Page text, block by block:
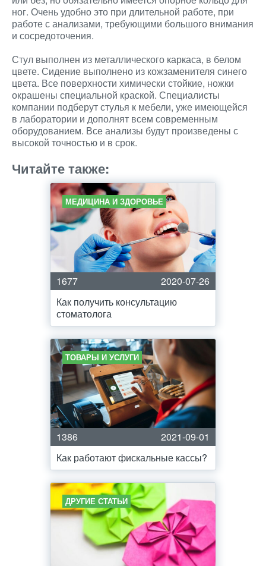
ног. Очень удобно это при длительной работе, при
работе с анализами, требующими большого внимания
и сосредоточения.
Стул выполнен из металлического каркаса, в белом
цвете. Сидение выполнено из кожзаменителя синего
цвета. Все поверхности химически стойкие, ножки
окрашены специальной краской. Специалисты
компании подберут стулья к мебели, уже имеющейся
в лаборатории и дополнят всем современным
оборудованием. Все анализы будут произведены с
высокой точностью и в срок.
Читайте также:
МЕДИЦИНА И ЗДОРОВЬЕ
1677
2020-07-26
Как получить консультацию
стоматолога
ТОВАРЫ И УСЛУГИ
1386
2021-09-01
Как работают фискальные кассы?
ДРУГИЕ СТАТЬИ